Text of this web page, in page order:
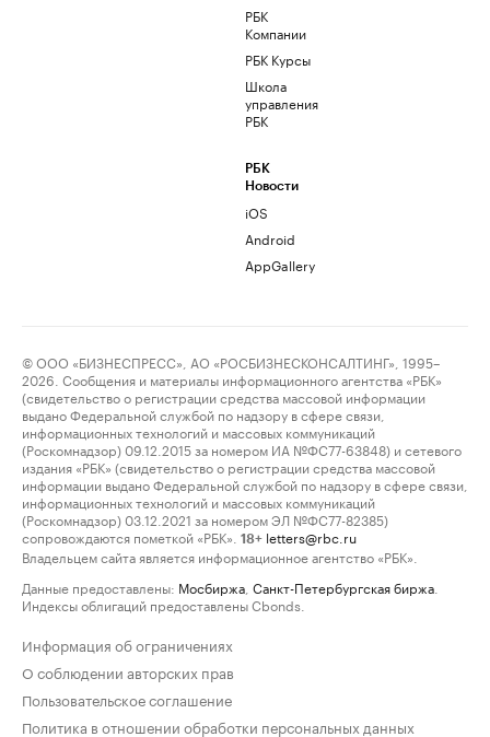
РБК
Компании
РБК Курсы
Школа
управления
РБК
РБК
Новости
iOS
Android
AppGallery
© ООО «БИЗНЕСПРЕСС», АО «РОСБИЗНЕСКОНСАЛТИНГ», 1995–
2026. Сообщения и материалы информационного агентства «РБК»
(свидетельство о регистрации средства массовой информации
выдано Федеральной службой по надзору в сфере связи,
информационных технологий и массовых коммуникаций
(Роскомнадзор) 09.12.2015 за номером ИА №ФС77-63848) и сетевого
издания «РБК» (свидетельство о регистрации средства массовой
информации выдано Федеральной службой по надзору в сфере связи,
информационных технологий и массовых коммуникаций
(Роскомнадзор) 03.12.2021 за номером ЭЛ №ФС77-82385)
сопровождаются пометкой «РБК».
18+ letters@rbc.ru
Владельцем сайта является информационное агентство «РБК».
Данные предоставлены: Мосбиржа Санкт-Петербургская биржа
Индексы облигаций предоставлены Cbonds.
Информация об ограничениях
О соблюдении авторских прав
Пользовательское соглашение
Политика в отношении обработки персональных данных